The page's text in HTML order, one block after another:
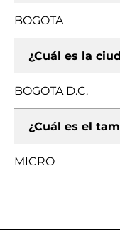
BOGOTA
¿Cuál es la
BOGOTA D.C.
¿Cuál es el
MICRO